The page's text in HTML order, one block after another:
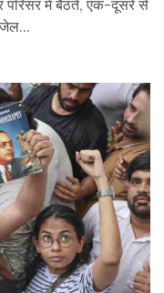
परिसर में बैठते, एक-दूसरे से